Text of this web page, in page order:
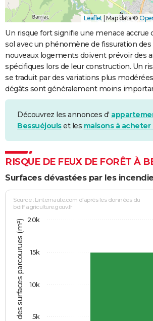
Leaflet | Map data ©
Un risque fort signifie une menace
sol avec un phénomène de fissuration
nouveaux logements doivent prévoir des
spécifiques lors de leur construction. Un
se traduit par des variations plus
dégâts sont généralement moins
Découvrez les annonces d'
Bessuéjoulset les maisons à acheter
RISQUE DE FEUX DE FORÊT À
Surfaces dévastées par les
Somme des surfaces parcourues (m²)
Source : Linternaute.com d'après les données du
bdiff.agriculture.gouv.fr
5k
10k
15k
20k